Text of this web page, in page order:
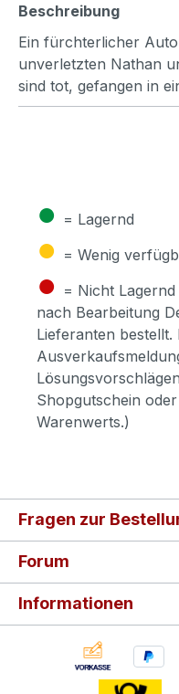
Beschreibung
Ein fürchterlicher
unverletzten Nathan
sind tot, gefangen in
● = Lagernd
● = Wenig
● = Nicht
nach Bearbeitung
Lieferanten bestellt.
Shopgutschein
Warenwerts.)
Fragen zur
Forum
Informationen